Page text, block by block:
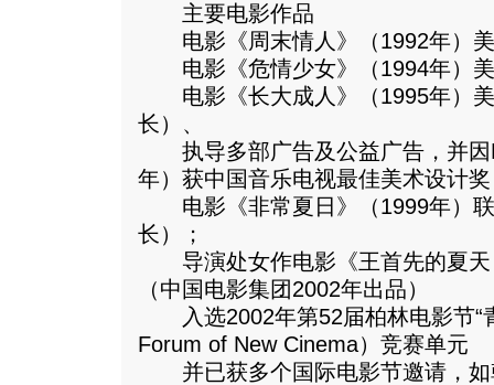
主要电影作品
电影《周末情人》（1992年）美
电影《危情少女》（1994年）美
电影《长大成人》（1995年）美
长）、
执导多部广告及公益广告，并因
年）获中国音乐电视最佳美术设计
电影《非常夏日》（1999年）联
长）；
导演处女作电影《王首先的夏天
（中国电影集团2002年出品）
入选2002年第52届柏林电影节“
Forum of New Cinema）竞赛单元
并已获多个国际电影节邀请，如